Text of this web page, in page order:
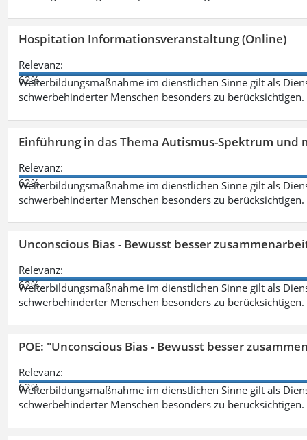
Hospitation Informationsveranstaltung (Online)
Relevanz:
62%
Weiterbildungsmaßnahme im dienstlichen Sinne gilt als
schwerbehinderter Menschen besonders zu berücksichtigen.
Einführung in das Thema Autismus-Spektrum
Relevanz:
62%
Weiterbildungsmaßnahme im dienstlichen Sinne gilt als
schwerbehinderter Menschen besonders zu berücksichtigen.
Unconscious Bias - Bewusst besser
Relevanz:
62%
Weiterbildungsmaßnahme im dienstlichen Sinne gilt als
schwerbehinderter Menschen besonders zu berücksichtigen.
POE: "Unconscious Bias - Bewusst besser
Relevanz:
62%
Weiterbildungsmaßnahme im dienstlichen Sinne gilt als
schwerbehinderter Menschen besonders zu berücksichtigen.